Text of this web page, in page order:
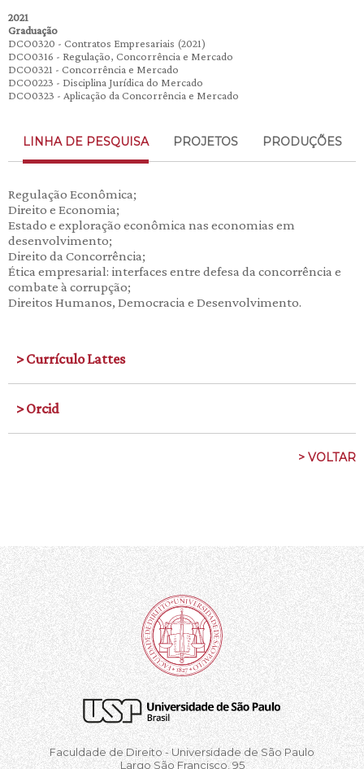
2021
Graduação
DCO0320 - Contratos Empresariais (2021)
DCO0316 - Regulação, Concorrência e Mercado
DCO0321 - Concorrência e Mercado
DCO0223 - Disciplina Jurídica do Mercado
DCO0323 - Aplicação da Concorrência e Mercado
LINHA DE PESQUISA PROJETOS PRODUÇÕES
Regulação Econômica;
Direito e Economia;
Estado e exploração econômica nas economias em
desenvolvimento;
Direito da Concorrência;
Ética empresarial: interfaces entre defesa da concorrência e
combate à corrupção;
Direitos Humanos, Democracia e Desenvolvimento.
> Currículo Lattes
> Orcid
> VOLTAR
Faculdade de Direito - Universidade de São Paulo
Largo São Francisco, 95